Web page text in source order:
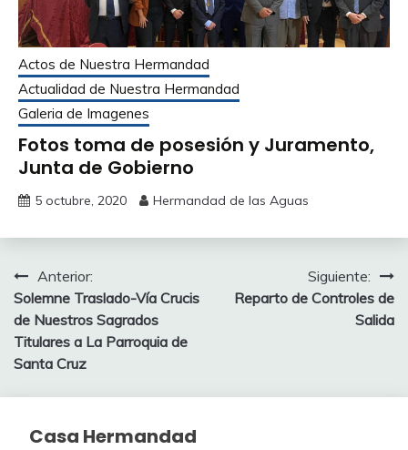
Actos de Nuestra Hermandad
Actualidad de Nuestra Hermandad
Galeria de Imagenes
Fotos toma de posesión y Juramento,
Junta de Gobierno
5 octubre, 2020 Hermandad de las Aguas
Navegación
de
entradas
Anterior:
Solemne Traslado-Vía Crucis
de Nuestros Sagrados
Titulares a La Parroquia de
Santa Cruz
Siguiente:
Reparto de Controles de
Salida
Casa Hermandad